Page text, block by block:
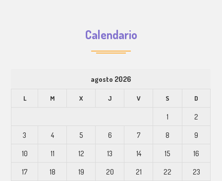
Calendario
agosto 2026
L M X J V S D
1 2
3 4 5 6 7 8 9
10 11 12 13 14 15 16
17 18 19 20 21 22 23